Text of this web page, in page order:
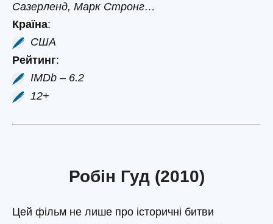
Сазерленд, Марк Стронг…
Країна:
США
Рейтинг:
IMDb – 6.2
12+
Робін Гуд (2010)
Цей фільм не лише про історичні битви